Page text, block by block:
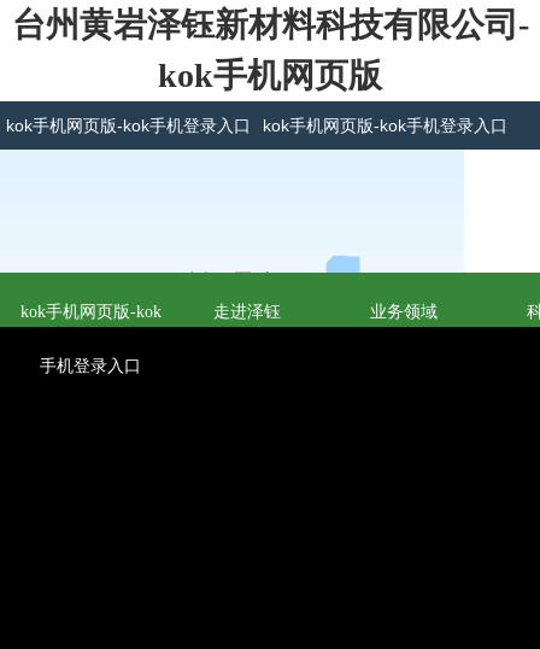
台州黄岩泽钰新材料科技有限公司-
kok手机网页版
kok手机网页版-kok手机登录入口 kok手机网页版-kok手机登录入口
kok手机网页版-kok
手机登录入口
走进泽钰 业务领域